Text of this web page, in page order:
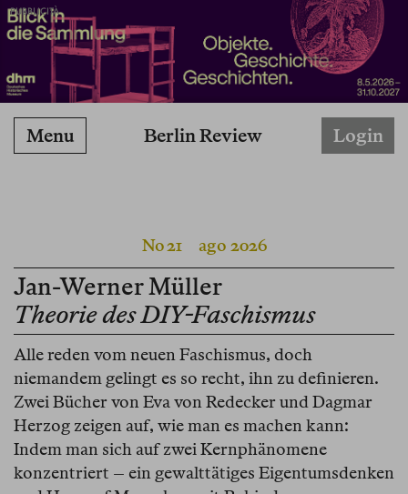
PUBBLICITÀ
Berlin Review
Menu Login
No 21ago 2026
Jan-Werner Müller
Theorie des DIY-Faschismus
Alle reden vom neuen Faschismus, doch
niemandem gelingt es so recht, ihn zu definieren.
Zwei Bücher von Eva von Redecker und Dagmar
Herzog zeigen auf, wie man es machen kann:
Indem man sich auf zwei Kernphänomene
konzentriert – ein gewalttätiges Eigentumsdenken